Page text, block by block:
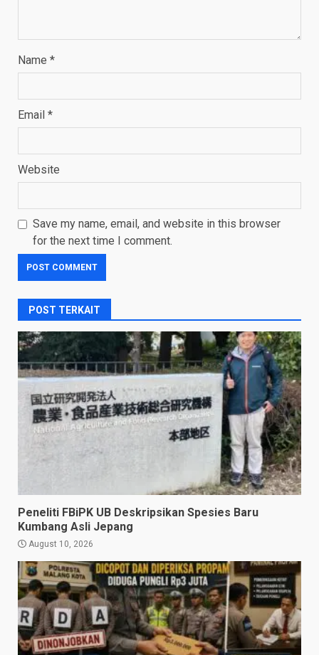
Name *
Email *
Website
Save my name, email, and website in this browser
for the next time I comment.
POST TERKAIT
Peneliti FBiPK UB Deskripsikan Spesies Baru
Kumbang Asli Jepang
August 10, 2026